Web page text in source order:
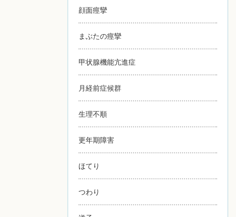
顔面痙攣
まぶたの痙攣
甲状腺機能亢進症
月経前症候群
生理不順
更年期障害
ほてり
つわり